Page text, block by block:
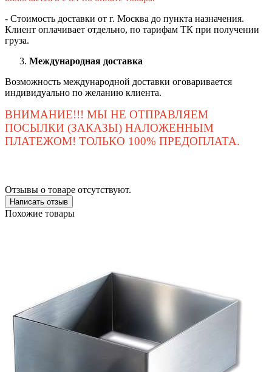
- Стоимость доставки от г. Москва до пункта назначения.
Клиент оплачивает отдельно, по тарифам ТК при получении
груза.
Международная доставка
Возможность международной доставки оговаривается
индивидуально по желанию клиента.
ВНИМАНИЕ!!! МЫ НЕ ОТПРАВЛЯЕМ
ПОСЫЛКИ (ЗАКАЗЫ) НАЛОЖЕННЫМ
ПЛАТЕЖОМ! ТОЛЬКО 100% ПРЕДОПЛАТА.
Отзывы о товаре отсутствуют.
Написать отзыв
Похожие товары